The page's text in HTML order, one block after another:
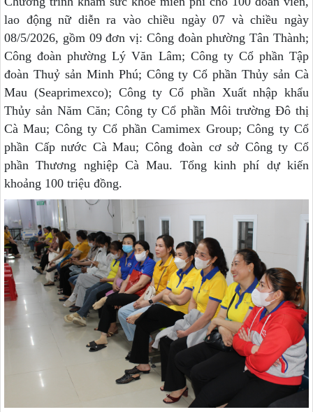
lao động nữ diễn ra vào chiều ngày 07 và chiều ngày
08/5/2026, gồm 09 đơn vị: Công đoàn phường Tân Thành;
Công đoàn phường Lý Văn Lâm; Công ty Cổ phần Tập
đoàn Thuỷ sản Minh Phú; Công ty Cổ phần Thủy sản Cà
Mau (Seaprimexco); Công ty Cổ phần Xuất nhập khẩu
Thủy sản Năm Căn; Công ty Cổ phần Môi trường Đô thị
Cà Mau; Công ty Cổ phần Camimex Group; Công ty Cổ
phần Cấp nước Cà Mau; Công đoàn cơ sở Công ty Cổ
phần Thương nghiệp Cà Mau. Tổng kinh phí dự kiến
khoảng 100 triệu đồng.